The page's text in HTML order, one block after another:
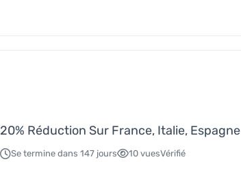
20% Réduction Sur France, Italie, Espagne
Se termine dans 147 jours 10 vuesVérifié